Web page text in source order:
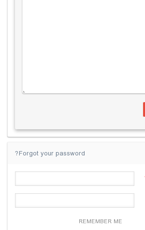
Forgot your password?
REMEMBER ME